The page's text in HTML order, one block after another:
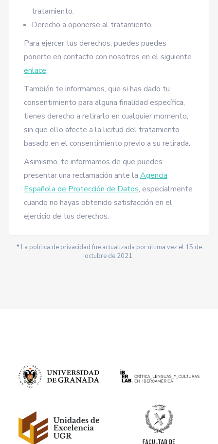
tratamiento.
Derecho a oponerse al tratamiento.
Para ejercer tus derechos, puedes puedes
ponerte en contacto con nosotros en el siguiente
enlace.
También te informamos, que si has dado tu
consentimiento para alguna finalidad específica,
tienes derecho a retirarlo en cualquier momento,
sin que ello afecte a la licitud del tratamiento
basado en el consentimiento previo a su retirada.
Asimismo, te informamos de que puedes
presentar una reclamación ante la Agencia
Española de Protección de Datos, especialmente
cuando no hayas obtenido satisfacción en el
ejercicio de tus derechos.
* La política de privacidad fue actualizada por última vez el 15 de
octubre de 2021.